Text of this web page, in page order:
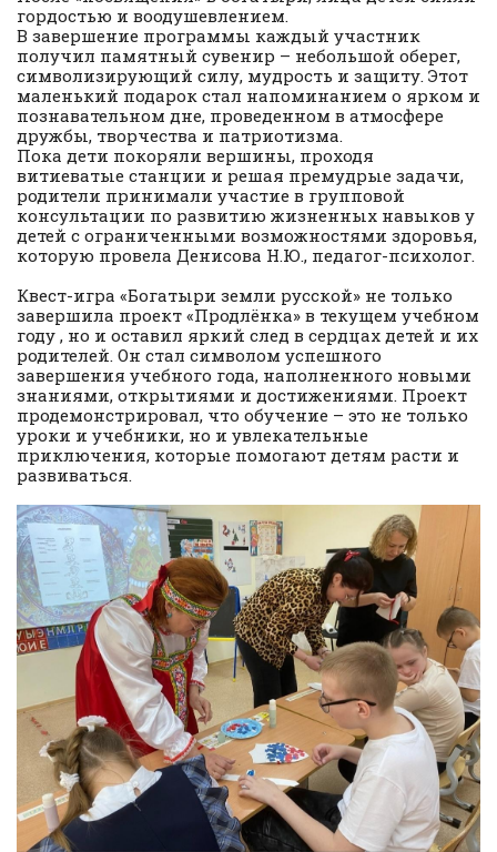
гордостью и воодушевлением.
В завершение программы каждый участник
получил памятный сувенир – небольшой оберег,
символизирующий силу, мудрость и защиту. Этот
маленький подарок стал напоминанием о ярком и
познавательном дне, проведенном в атмосфере
дружбы, творчества и патриотизма.
Пока дети покоряли вершины, проходя
витиеватые станции и решая премудрые задачи,
родители принимали участие в групповой
консультации по развитию жизненных навыков у
детей с ограниченными возможностями здоровья,
которую провела Денисова Н.Ю., педагог-психолог.
Квест-игра «Богатыри земли русской» не только
завершила проект «Продлёнка» в текущем учебном
году , но и оставил яркий след в сердцах детей и их
родителей. Он стал символом успешного
завершения учебного года, наполненного новыми
знаниями, открытиями и достижениями. Проект
продемонстрировал, что обучение – это не только
уроки и учебники, но и увлекательные
приключения, которые помогают детям расти и
развиваться.